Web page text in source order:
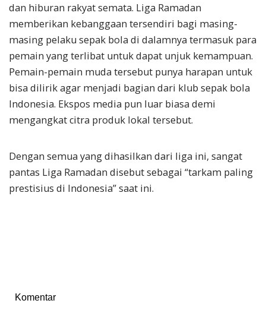
dan hiburan rakyat semata. Liga Ramadan
memberikan kebanggaan tersendiri bagi masing-
masing pelaku sepak bola di dalamnya termasuk para
pemain yang terlibat untuk dapat unjuk kemampuan.
Pemain-pemain muda tersebut punya harapan untuk
bisa dilirik agar menjadi bagian dari klub sepak bola
Indonesia. Ekspos media pun luar biasa demi
mengangkat citra produk lokal tersebut.
Dengan semua yang dihasilkan dari liga ini, sangat
pantas Liga Ramadan disebut sebagai “tarkam paling
prestisius di Indonesia” saat ini.
Komentar